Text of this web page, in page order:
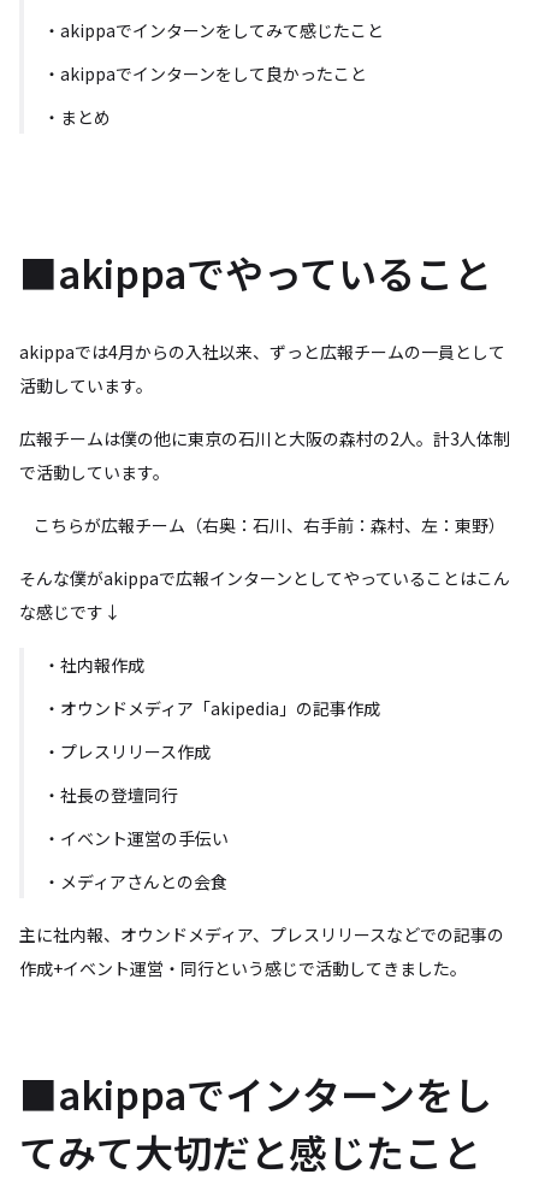
・akippaでインターンをしてみて感じたこと
・akippaでインターンをして良かったこと
・まとめ
■akippaでやっていること
akippaでは4月からの入社以来、ずっと広報チームの一員として
活動しています。
広報チームは僕の他に東京の石川と大阪の森村の2人。計3人体制
で活動しています。
こちらが広報チーム（右奥：石川、右手前：森村、左：東野）
そんな僕がakippaで広報インターンとしてやっていることはこん
な感じです↓
・社内報作成
・オウンドメディア「akipedia」の記事作成
・プレスリリース作成
・社長の登壇同行
・イベント運営の手伝い
・メディアさんとの会食
主に社内報、オウンドメディア、プレスリリースなどでの記事の
作成+イベント運営・同行という感じで活動してきました。
■akippaでインターンをし
てみて大切だと感じたこと